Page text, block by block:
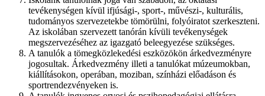
tevékenységen kívül ifjúsági-, sport-, művészi-, kulturális,
tudományos szervezetekbe tömörülni, folyóiratot szerkeszteni.
Az iskolában szervezett tanórán kívüli tevékenységek
megszervezéséhez az igazgató beleegyezése szükséges.
A tanulók a tömegközlekedési eszközökön árkedvezményre
jogosultak. Árkedvezmény illeti a tanulókat múzeumokban,
kiállításokon, operában, moziban, színházi előadáson és
sportrendezvényeken is.